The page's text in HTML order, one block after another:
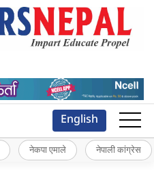
English
नेकपा एमाले नेपाली कांग्रेस